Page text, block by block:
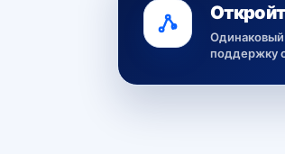
Одинаковый
поддержку